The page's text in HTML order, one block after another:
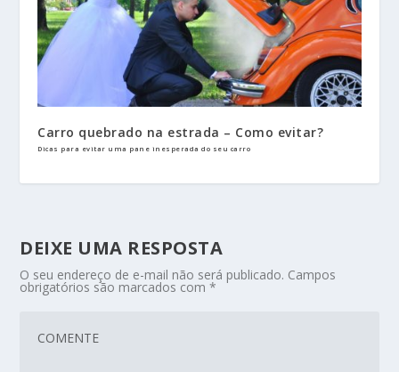
Carro quebrado na estrada – Como evitar?
Dicas para evitar uma pane inesperada do seu carro
DEIXE UMA RESPOSTA
O seu endereço de e-mail não será publicado. Campos
obrigatórios são marcados com*